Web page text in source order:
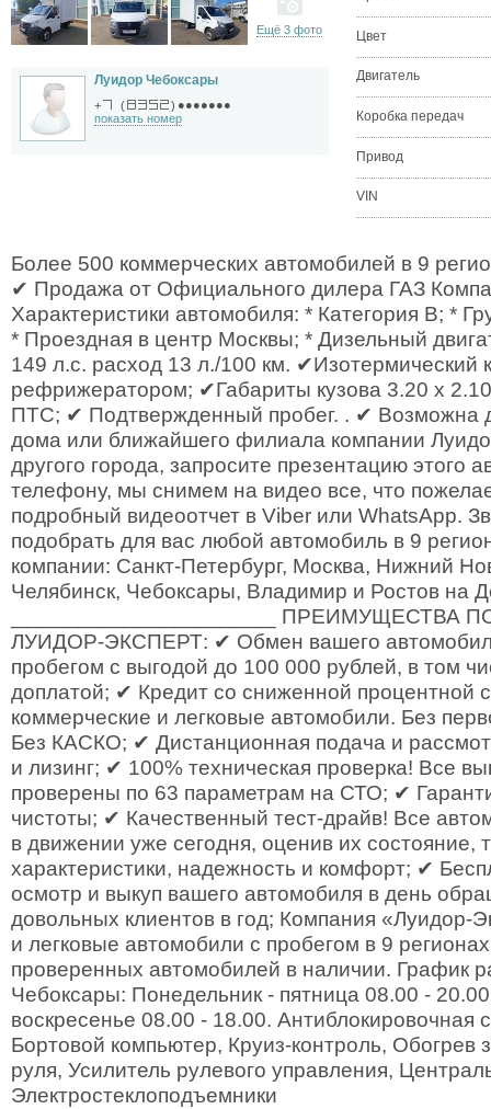
Ещё 3 фото
Луидор Чебоксары
+ ( ) ●●●●●●●
показать номер
Цвет
Двигатель
Коробка передач
Привод
VIN
Более 500 коммерческих автомобилей в 9
✔ Продажа от Официального дилера ГАЗ
Характеристики автомобиля: * Категория B; *
* Проездная в центр Москвы; * Дизельный
149 л.с. расход 13 л./100 км. ✔Изотермический
рефрижератором; ✔Габариты кузова 3.20 х
ПТС; ✔ Подтвержденный пробег. . ✔ Возможна
дома или ближайшего филиала компании
другого города, запросите презентацию этого
телефону, мы снимем на видео все, что
подробный видеоотчет в Viber или WhatsApp.
подобрать для вас любой автомобиль в 9
компании: Санкт-Петербург, Москва, Нижний
Челябинск, Чебоксары, Владимир и Ростов на
______________________ ПРЕИМУЩЕСТВА
ЛУИДОР-ЭКСПЕРТ: ✔ Обмен вашего
пробегом с выгодой до 100 000 рублей, в том
доплатой; ✔ Кредит со сниженной процентной
коммерческие и легковые автомобили. Без
Без КАСКО; ✔ Дистанционная подача и
и лизинг; ✔ 100% техническая проверка! Все
проверены по 63 параметрам на СТО; ✔
чистоты; ✔ Качественный тест-драйв! Все
в движении уже сегодня, оценив их состояние,
характеристики, надежность и комфорт; ✔
осмотр и выкуп вашего автомобиля в день
довольных клиентов в год; Компания «Луидор-
и легковые автомобили с пробегом в 9
проверенных автомобилей в наличии. График
Чебоксары: Понедельник - пятница 08.00 -
воскресенье 08.00 - 18.00. Антиблокировочная
Бортовой компьютер, Круиз-контроль, Обогрев
руля, Усилитель рулевого управления,
Электростеклоподъемники